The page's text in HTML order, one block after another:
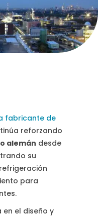
fabricante de
reforzando
alemán desde
su
para
el diseño y